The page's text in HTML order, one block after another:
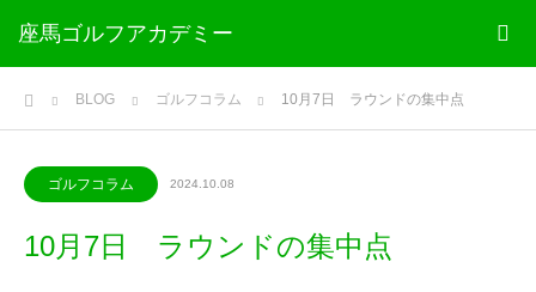
座馬ゴルフアカデミー
ホームBLOG ゴルフコラム 10月7日 ラウンドの集中点
ゴルフコラム 2024.10.08
10月7日 ラウンドの集中点